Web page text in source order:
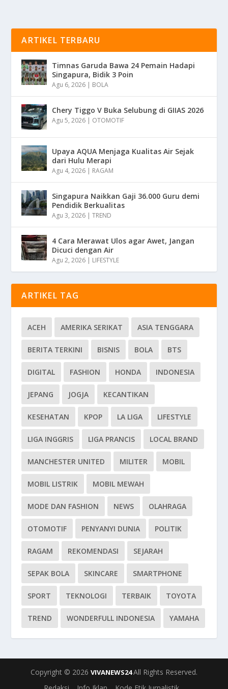
ARTIKEL TERBARU
Timnas Garuda Bawa 24 Pemain Hadapi
Singapura, Bidik 3 Poin
Agu 6, 2026 | BOLA
Chery Tiggo V Buka Selubung di GIIAS 2026
Agu 5, 2026 | OTOMOTIF
Upaya AQUA Menjaga Kualitas Air Sejak
dari Hulu Merapi
Agu 4, 2026 | RAGAM
Singapura Naikkan Gaji 36.000 Guru demi
Pendidik Berkualitas
Agu 3, 2026 |TREND
4 Cara Merawat Ulos agar Awet, Jangan
Dicuci dengan Air
Agu 2, 2026 | LIFESTYLE
ARTIKEL TAG
ACEH AMERIKA SERIKAT ASIA TENGGARA
BERITA TERKINI BISNIS BOLA BTS
DIGITAL FASHION HONDA INDONESIA
JEPANG JOGJA KECANTIKAN
KESEHATAN KPOP LA LIGA LIFESTYLE
LIGA INGGRIS LIGA PRANCIS LOCAL BRAND
MANCHESTER UNITED MILITER MOBIL
MOBIL LISTRIK MOBIL MEWAH
MODE DAN FASHION NEWS OLAHRAGA
OTOMOTIF PENYANYI DUNIA POLITIK
RAGAM REKOMENDASI SEJARAH
SEPAK BOLA SKINCARE SMARTPHONE
SPORT TEKNOLOGI TERBAIK TOYOTA
TREND WONDERFULL INDONESIA YAMAHA
Copyright © 2026 VIVANEWS24All Rights Reserved.